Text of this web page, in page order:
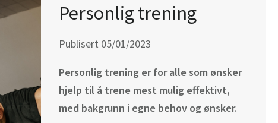
Personlig trening
Publisert 05/01/2023
Personlig trening er for alle som ønsker
hjelp til å trene mest mulig effektivt,
med bakgrunn i egne behov og ønsker.